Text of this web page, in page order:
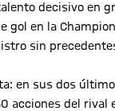
decisivo en
gol en la
sin
en sus dos
acciones del rival